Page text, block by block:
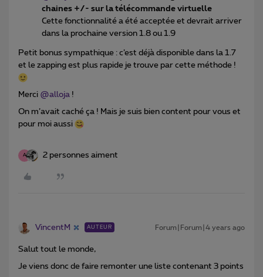
chaines +/- sur la télécommande virtuelle
Cette fonctionnalité a été acceptée et devrait arriver
dans la prochaine version 1.8 ou 1.9
Petit bonus sympathique : c’est déjà disponible dans la 1.7
et le zapping est plus rapide je trouve par cette méthode !
Merci @alloja !
On m’avait caché ça ! Mais je suis bien content pour vous et
pour moi aussi
A 2 personnes aiment
VincentM AUTEUR Forum|Forum|4 years ago
Salut tout le monde,
Je viens donc de faire remonter une liste contenant 3 points